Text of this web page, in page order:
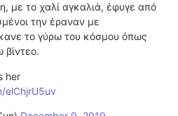
με το χαλί αγκαλιά, έφυγε από
την έραναν με
το γύρω του κόσμου όπως
her
elChjrU5uv